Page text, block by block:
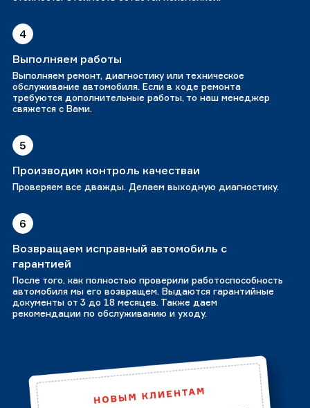
4
Выполняем работы
Выполняем ремонт, диагностику или техническое
обслуживание автомобиля. Если в ходе ремонта
требуются дополнительные работы, то наш менеджер
свяжется с Вами.
5
Производим контроль качестваи
Проверяем все дважды. Делаем выходную диагностику.
6
Возвращаем исправный автомобиль с
гарантией
После того, как полностью проверили работоспособность
автомобиля мы его возвращем. Выдаются гарантийные
документы от 3 до 18 месяцев. Также даем
рекомендации по обслуживанию и уходу.